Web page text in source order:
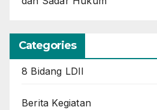
Categories
8 Bidang LDII
Berita Kegiatan